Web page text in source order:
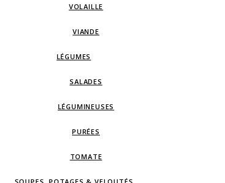
VOLAILLE
VIANDE
LÉGUMES
SALADES
LÉGUMINEUSES
PURÉES
TOMATE